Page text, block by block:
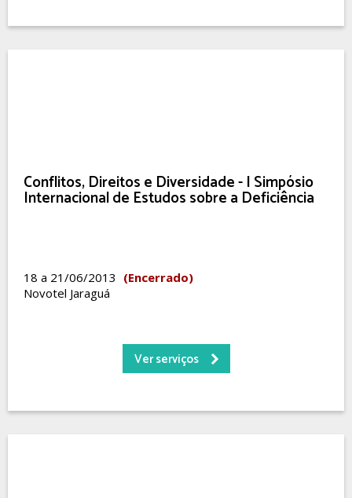
Conflitos, Direitos e Diversidade - I Simpósio
Internacional de Estudos sobre a Deficiência
18 a 21/06/2013 (Encerrado)
Novotel Jaraguá
Ver serviços